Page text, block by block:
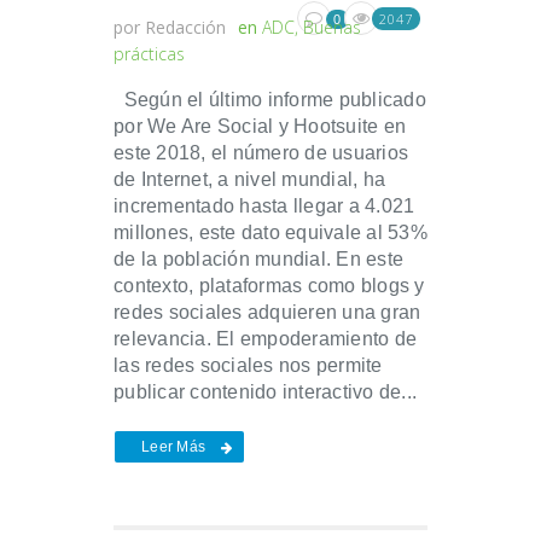
por Redacción en ADC,Buenas
prácticas
0 2047
Según el último informe publicado
por We Are Social y Hootsuite en
este 2018, el número de usuarios
de Internet, a nivel mundial, ha
incrementado hasta llegar a 4.021
millones, este dato equivale al 53%
de la población mundial. En este
contexto, plataformas como blogs y
redes sociales adquieren una gran
relevancia. El empoderamiento de
las redes sociales nos permite
publicar contenido interactivo de...
Leer Más